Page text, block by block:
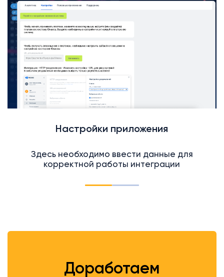
Настройки приложения
Здесь необходимо ввести данные для
корректной работы интеграции
Доработаем